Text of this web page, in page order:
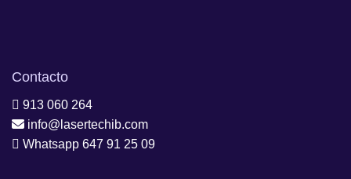
Contacto
913 060 264
info@lasertechib.com
Whatsapp 647 91 25 09